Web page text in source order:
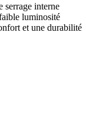
serrage interne
luminosité
et une durabilité